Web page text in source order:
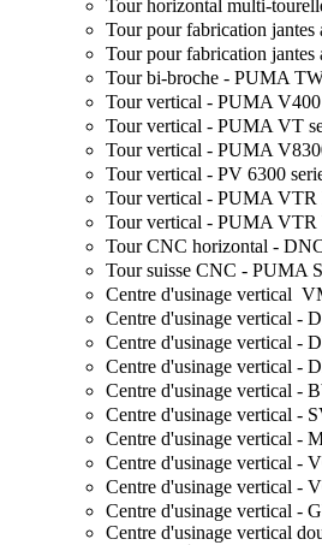
Tour horizontal multi-
Tour pour fabrication
Tour pour fabrication
Tour bi-broche - PUMA
Tour vertical - PUMA V400
Tour vertical - PUMA VT
Tour vertical - PUMA
Tour vertical - PV 6300
Tour vertical - PUMA VTR
Tour vertical - PUMA VTR
Tour CNC horizontal -
Tour suisse CNC - PUMA
Centre d'usinage vertical
Centre d'usinage vertical -
Centre d'usinage vertical -
Centre d'usinage vertical -
Centre d'usinage vertical -
Centre d'usinage vertical -
Centre d'usinage vertical -
Centre d'usinage vertical -
Centre d'usinage vertical -
Centre d'usinage vertical -
Centre d'usinage vertical